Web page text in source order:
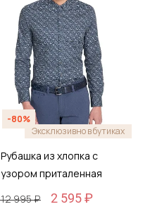
-80%
Эксклюзивно в бутиках
Рубашка из хлопка с
узором приталенная
12 995 ₽
2 595 ₽